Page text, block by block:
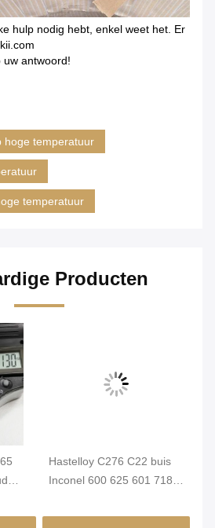
hulp nodig hebt, enkel weet het. Er
uw antwoord!
hoge temperatuur
temperatuur
Producten
Hastelloy C276 C22 buis
Inconel 600 625 601 718
staal buis Monel 400 K500